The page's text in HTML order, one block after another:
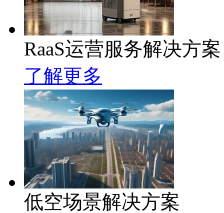
RaaS运营服务解决方案
了解更多
低空场景解决方案